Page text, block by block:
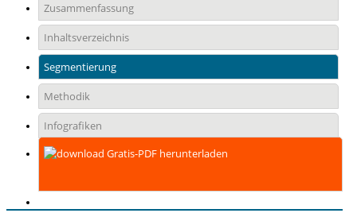
Zusammenfassung
Inhaltsverzeichnis
Segmentierung
Methodik
Infografiken
Gratis-PDF herunterladen